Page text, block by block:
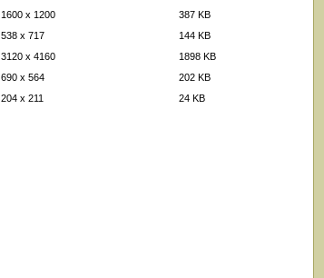
1600 x 1200
387 KB
538 x 717
144 KB
3120 x 4160
1898 KB
690 x 564
202 KB
204 x 211 24 KB